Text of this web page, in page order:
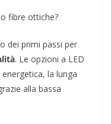
fibre ottiche?
dei primi passi per
. Le opzioni a LED
la lunga
alla bassa